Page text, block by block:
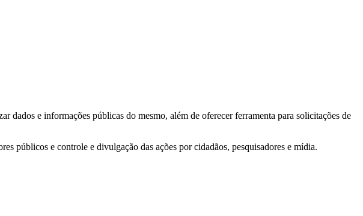
e informações públicas do mesmo, além de oferecer ferramenta para solicitações de
públicos e controle e divulgação das ações por cidadãos, pesquisadores e mídia.